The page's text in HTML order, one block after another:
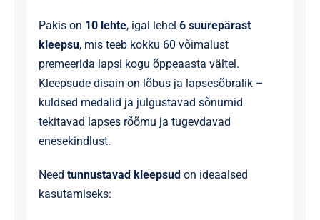
Pakis on 10 lehte, igal lehel 6 suurepärast
kleepsu, mis teeb kokku 60 võimalust
premeerida lapsi kogu õppeaasta vältel.
Kleepsude disain on lõbus ja lapsesõbralik –
kuldsed medalid ja julgustavad sõnumid
tekitavad lapses rõõmu ja tugevdavad
enesekindlust.
Need tunnustavad kleepsud on ideaalsed
kasutamiseks: